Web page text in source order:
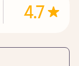
4.7